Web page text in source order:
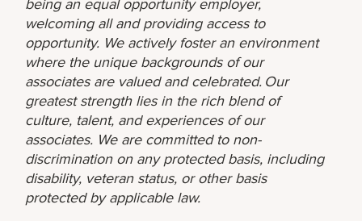
being an equal opportunity employer,
welcoming all and providing access to
opportunity. We actively foster an environment
where the unique backgrounds of our
associates are valued and celebrated. Our
greatest strength lies in the rich blend of
culture, talent, and experiences of our
associates. We are committed to non-
discrimination on any protected basis, including
disability, veteran status, or other basis
protected by applicable law.